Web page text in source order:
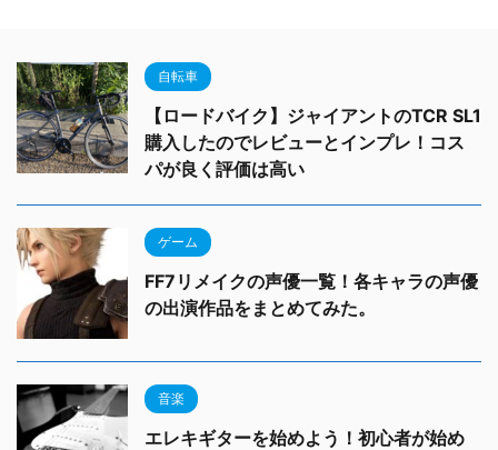
自転車
【ロードバイク】ジャイアントのTCR SL1
購入したのでレビューとインプレ！コス
パが良く評価は高い
ゲーム
FF7リメイクの声優一覧！各キャラの声優
の出演作品をまとめてみた。
音楽
エレキギターを始めよう！初心者が始め